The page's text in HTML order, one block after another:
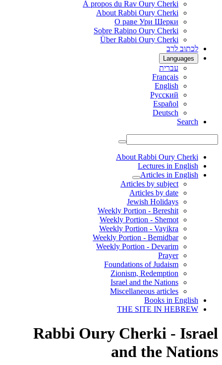
À propos du Rav Oury Cherki
About Rabbi Oury Cherki
О раве Ури Шерки
Sobre Rabino Oury Cherki
Über Rabbi Oury Cherki
לכתוב לרב
Languages
עברית
Français
English
Русский
Español
Deutsch
Search
About Rabbi Oury Cherki
Lectures in English
Articles in English
Articles by subject
Articles by date
Jewish Holidays
Weekly Portion - Bereshit
Weekly Portion - Shemot
Weekly Portion - Vayikra
Weekly Portion - Bemidbar
Weekly Portion - Devarim
Prayer
Foundations of Judaism
Zionism, Redemption
Israel and the Nations
Miscellaneous articles
Books in English
THE SITE IN HEBREW
Rabbi Oury Cherki - Israel
and the Nations